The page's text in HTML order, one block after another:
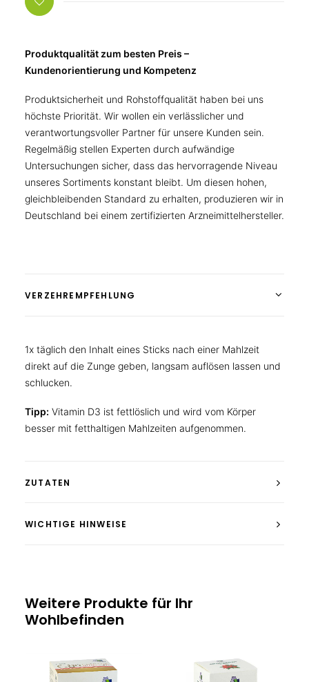
Produktqualität zum besten Preis –
Kundenorientierung und Kompetenz
Produktsicherheit und Rohstoffqualität haben bei uns
höchste Priorität. Wir wollen ein verlässlicher und
verantwortungsvoller Partner für unsere Kunden sein.
Regelmäßig stellen Experten durch aufwändige
Untersuchungen sicher, dass das hervorragende Niveau
unseres Sortiments konstant bleibt. Um diesen hohen,
gleichbleibenden Standard zu erhalten, produzieren wir in
Deutschland bei einem zertifizierten Arzneimittelhersteller.
VERZEHREMPFEHLUNG
1x täglich den Inhalt eines Sticks nach einer Mahlzeit
direkt auf die Zunge geben, langsam auflösen lassen und
schlucken.
Tipp: Vitamin D3 ist fettlöslich und wird vom Körper
besser mit fetthaltigen Mahlzeiten aufgenommen.
ZUTATEN
WICHTIGE HINWEISE
Weitere Produkte für Ihr
Wohlbefinden